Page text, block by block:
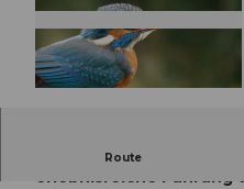
Route
Ein halbtägiger Ausflug
erlebnisreiche Führung